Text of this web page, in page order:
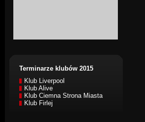
Terminarze klubów 2015
Klub Liverpool
Klub Alive
Klub Ciemna Strona Miasta
Klub Firlej